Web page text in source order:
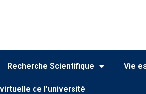
Recherche Scientifique Vie
de l’université